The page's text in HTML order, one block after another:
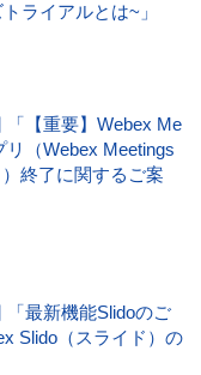
ライアルとは~」
「【重要】Webex Me
（Webex Meetings
終了に関するご案
「最新機能Slidoのご
Slido（スライド）の